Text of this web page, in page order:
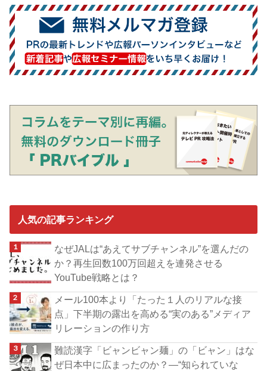
人気の記事ランキング
なぜJALは“あえてサブチャンネル”を選んだの
か？再生回数100万回超えを連発させる
YouTube戦略とは？
メール100本より「たった１人のリアルな接
点」下半期の露出を高める“実のある”メディア
リレーションの作り方
難読漢字「ビャンビャン麺」の「ビャン」はな
ぜ日本中に広まったのか？―“知られていな